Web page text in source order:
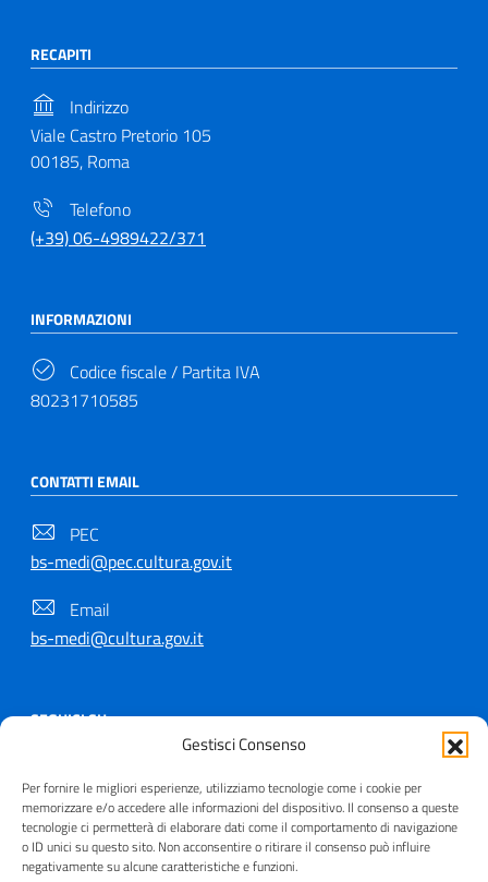
Gestisci Consenso
Per fornire le migliori esperienze, utilizziamo tecnologie come i cookie per
memorizzare e/o accedere alle informazioni del dispositivo. Il consenso a queste
tecnologie ci permetterà di elaborare dati come il comportamento di navigazione
o ID unici su questo sito. Non acconsentire o ritirare il consenso può influire
negativamente su alcune caratteristiche e funzioni.
RECAPITI
Indirizzo
Viale Castro Pretorio 105
00185, Roma
Telefono
(+39) 06-4989422/371
INFORMAZIONI
Codice fiscale / Partita IVA
80231710585
CONTATTI EMAIL
PEC
bs-medi@pec.cultura.gov.it
Email
bs-medi@cultura.gov.it
SEGUICI SU
Copyright © 2021 - 2026